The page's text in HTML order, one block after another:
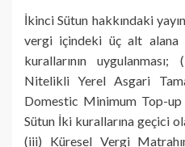
İkinci Sütun hakkındaki
vergi içindeki üç alt alana
kurallarının
Nitelikli Yerel Asgari
Domestic Minimum Top-
Sütun İki kurallarına geçici
(iii) Küresel Vergi